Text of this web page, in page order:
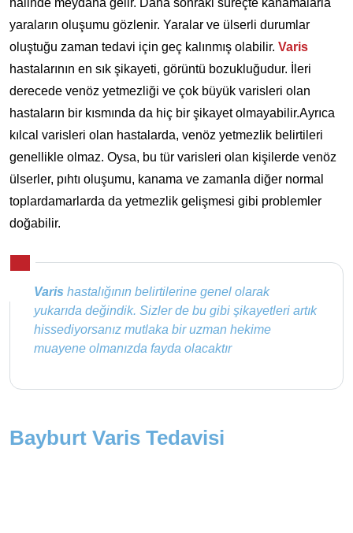
halinde meydana gelir. Daha sonraki süreçte kanamalarla
yaraların oluşumu gözlenir. Yaralar ve ülserli durumlar
oluştuğu zaman tedavi için geç kalınmış olabilir. Varis
hastalarının en sık şikayeti, görüntü bozukluğudur. İleri
derecede venöz yetmezliği ve çok büyük varisleri olan
hastaların bir kısmında da hiç bir şikayet olmayabilir.Ayrıca
kılcal varisleri olan hastalarda, venöz yetmezlik belirtileri
genellikle olmaz. Oysa, bu tür varisleri olan kişilerde venöz
ülserler, pıhtı oluşumu, kanama ve zamanla diğer normal
toplardamarlarda da yetmezlik gelişmesi gibi problemler
doğabilir.
Varis hastalığının belirtilerine genel olarak
yukarıda değindik. Sizler de bu gibi şikayetleri artık
hissediyorsanız mutlaka bir uzman hekime
muayene olmanızda fayda olacaktır
Bayburt Varis Tedavisi